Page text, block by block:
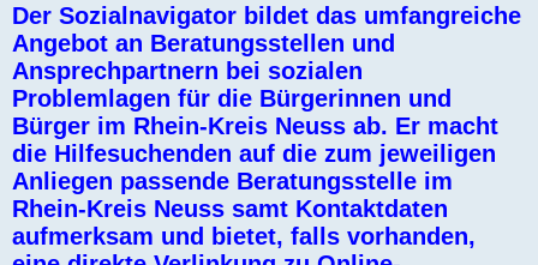
Der Sozialnavigator bildet das umfangreiche
Angebot an Beratungsstellen und
Ansprechpartnern bei sozialen
Problemlagen für die Bürgerinnen und
Bürger im Rhein-Kreis Neuss ab. Er macht
die Hilfesuchenden auf die zum jeweiligen
Anliegen passende Beratungsstelle im
Rhein-Kreis Neuss samt Kontaktdaten
aufmerksam und bietet, falls vorhanden,